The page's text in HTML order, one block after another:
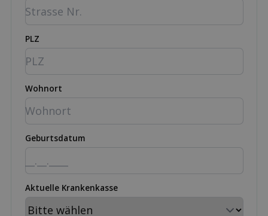
PLZ
Wohnort
Geburtsdatum
Aktuelle Krankenkasse